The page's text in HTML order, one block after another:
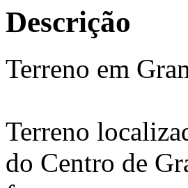
Descrição
Terreno em
Terreno
do Centro de